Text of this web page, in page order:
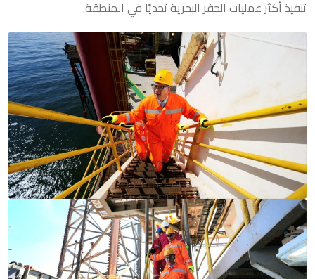
تنفيذ أكثر عمليات الحفر البحرية تحديًا في المنطقة.